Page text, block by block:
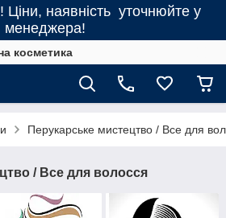
Ціни, наявність уточнюйте у
менеджера!
косметика
Перукарське мистецтво / Все для
/ Все для волосся